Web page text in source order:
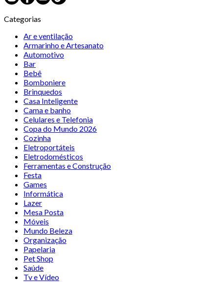
Categorias
Ar e ventilação
Armarinho e Artesanato
Automotivo
Bar
Bebê
Bomboniere
Brinquedos
Casa Inteligente
Cama e banho
Celulares e Telefonia
Copa do Mundo 2026
Cozinha
Eletroportáteis
Eletrodomésticos
Ferramentas e Construção
Festa
Games
Informática
Lazer
Mesa Posta
Móveis
Mundo Beleza
Organização
Papelaria
Pet Shop
Saúde
Tv e Vídeo